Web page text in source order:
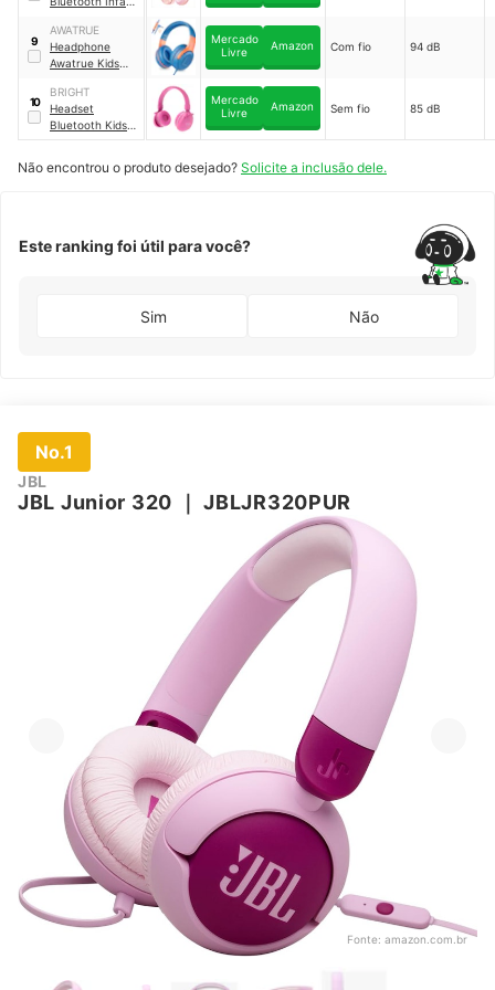
LOBOY-GT558
9
AWATRUE
Headphone
Awatrue Kids
Mercado
Livre
Amazon Com fio 94 dB
10
BRIGHT
Headset
Bluetooth Kids
Bright｜KHP002
Mercado
Livre
Amazon Sem fio 85 dB
Não encontrou o produto desejado? Solicite a inclusão dele.
Este ranking foi útil para você?
Sim Não
No.1
JBL
JBL Junior 320 ｜JBLJR320PUR
Fonte: amazon.com.br